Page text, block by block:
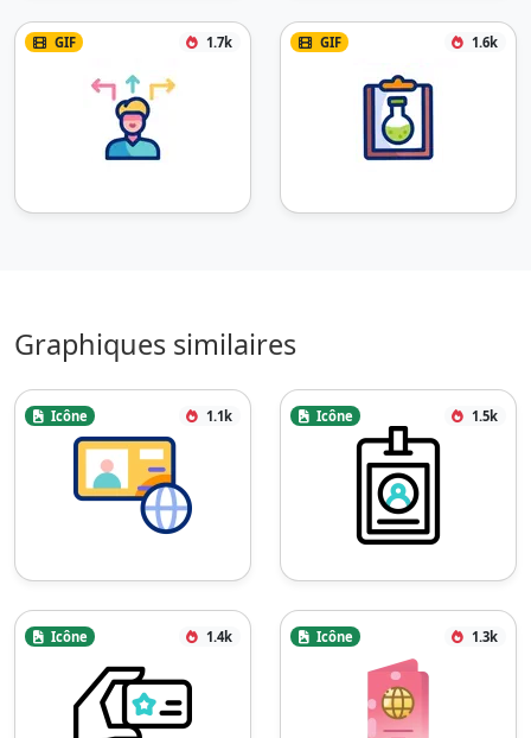
GIF 1.7k GIF 1.6k
Graphiques similaires
Icône 1.1k Icône 1.5k
Icône 1.4k Icône 1.3k